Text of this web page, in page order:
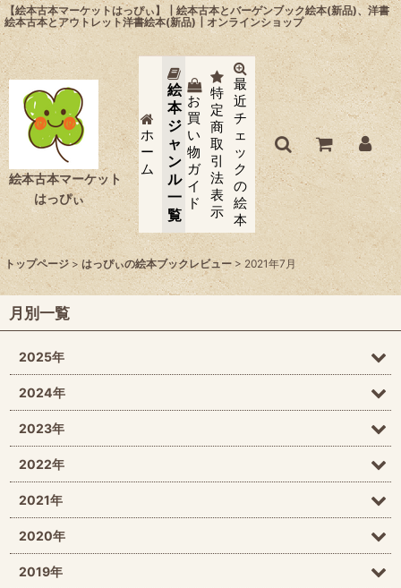
【絵本古本マーケットはっぴぃ】┃絵本古本とバーゲンブック絵本(新品)、洋書
絵本古本とアウトレット洋書絵本(新品)┃オンラインショップ
絵本古本マーケット
はっぴぃ
ホ
ー
ム
絵
本
ジ
ャ
ン
ル
一
覧
お
買
い
物
ガ
イ
ド
特
定
商
取
引
法
表
示
最
近
チ
ェ
ッ
ク
の
絵
本
トップページ > はっぴぃの絵本ブックレビュー > 2021年7月
月別一覧
2025年
2024年
2023年
2022年
2021年
2020年
2019年